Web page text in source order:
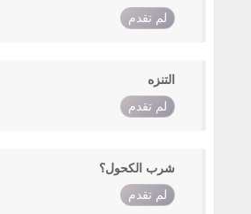
لم تقدم
التنزه
لم تقدم
شرب الكحول؟
لم تقدم